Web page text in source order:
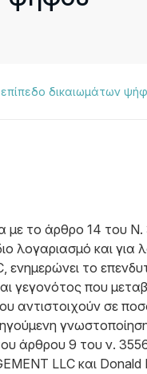
δικαιωμάτων
με το άρθρο 14 του
λογαριασμό και
το
γεγονότος που
αντιστοιχούν σε
άρθρου 9 του ν.
LLC και Donald